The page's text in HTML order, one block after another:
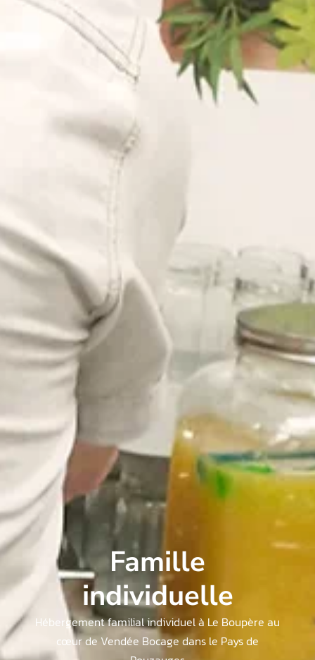
Famille
individuelle
Hébergement familial individuel à Le Boupère au
cœur de Vendée Bocage dans le Pays de